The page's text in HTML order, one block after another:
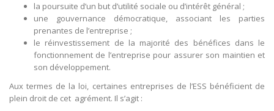
la poursuite d’un but d’utilité sociale ou d’intérêt général ;
une gouvernance démocratique, associant les parties
prenantes de l’entreprise ;
le réinvestissement de la majorité des bénéfices dans le
fonctionnement de l’entreprise pour assurer son maintien et
son développement.
Aux termes de la loi, certaines entreprises de l’ESS bénéficient de
plein droit de cet agrément. Il s’agit :